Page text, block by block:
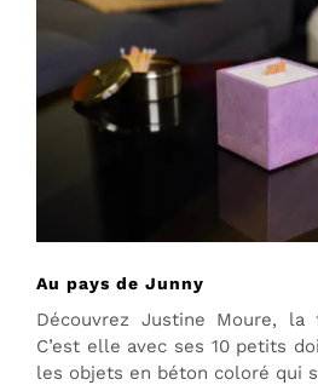
Au pays de Junny
Découvrez Justine Moure, la
C’est elle avec ses 10 petits
les objets en béton coloré qui